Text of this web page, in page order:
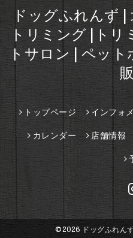
ドッグふれんず |
トリミング |トリ
トサロン | ペット
トップページ インフォ
カレンダー 店舗情報
©2026 ドッグふれん